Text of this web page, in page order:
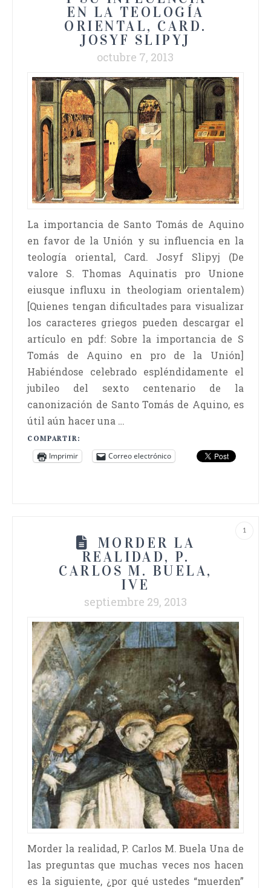
EN LA TEOLOGÍA
ORIENTAL, CARD.
JOSYF SLIPYJ
octubre 7, 2013
La importancia de Santo Tomás de Aquino
en favor de la Unión y su influencia en la
teología oriental, Card. Josyf Slipyj (De
valore S. Thomas Aquinatis pro Unione
eiusque influxu in theologiam orientalem)
[Quienes tengan dificultades para visualizar
los caracteres griegos pueden descargar el
artículo en pdf: Sobre la importancia de S
Tomás de Aquino en pro de la Unión]
Habiéndose celebrado espléndidamente el
jubileo del sexto centenario de la
canonización de Santo Tomás de Aquino, es
útil aún hacer una …
COMPARTIR:
Imprimir Correo electrónico
1
MORDER LA
REALIDAD, P.
CARLOS M. BUELA,
IVE
septiembre 29, 2013
Morder la realidad, P. Carlos M. Buela Una de
las preguntas que muchas veces nos hacen
es la siguiente, ¿por qué ustedes “muerden”